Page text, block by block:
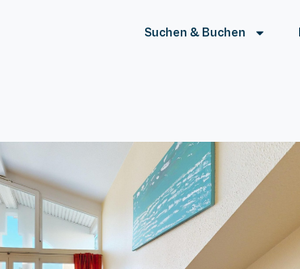
Suchen & Buchen